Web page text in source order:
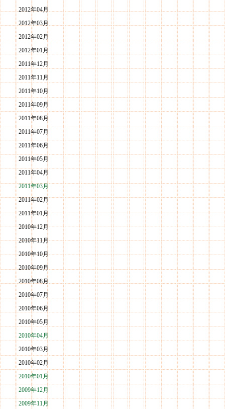
2012年04月
2012年03月
2012年02月
2012年01月
2011年12月
2011年11月
2011年10月
2011年09月
2011年08月
2011年07月
2011年06月
2011年05月
2011年04月
2011年03月
2011年02月
2011年01月
2010年12月
2010年11月
2010年10月
2010年09月
2010年08月
2010年07月
2010年06月
2010年05月
2010年04月
2010年03月
2010年02月
2010年01月
2009年12月
2009年11月